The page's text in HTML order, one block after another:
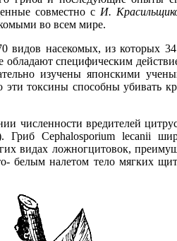
совместно с И.
во всем мире.
видов насекомых, из которых
специфическим
изучены японскими
токсины способны убивать
численности вредителей
Гриб Cephalosporium lecanii
видах ложногцитовок,
белым налетом тело мягких